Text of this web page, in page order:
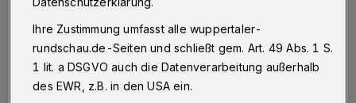
schlechten Zähnen
Eine Seniorin ist am Dienstagmittag (4. August 2026)
im Von-der-Heydt-Park der Elberfelder Südstadt
überfallen worden.
Ihre Zustimmung umfasst alle wuppertaler-
rundschau.de-Seiten und schließt gem. Art. 49 Abs. 1 S.
1 lit. a DSGVO auch die Datenverarbeitung außerhalb
des EWR, z.B. in den USA ein.